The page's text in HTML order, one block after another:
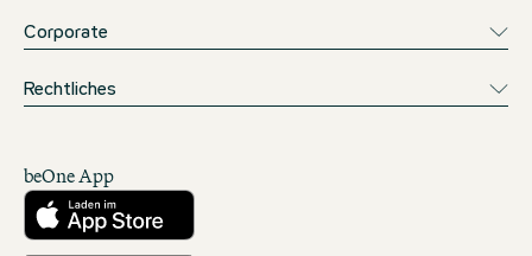
Corporate
Rechtliches
beOne App
Herunterladen aus dem App Store